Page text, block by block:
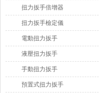
扭力扳手倍增器
扭力扳手檢定儀
電動扭力扳手
液壓扭力扳手
手動扭力扳手
預置式扭力扳手